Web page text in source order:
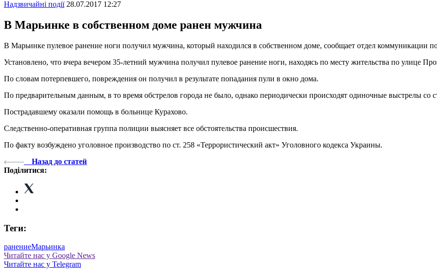
Надзвичайні події 28.07.2017 12:27
В Марьинке в собственном доме ранен мужчина
В Марьинке пулевое ранение ноги получил мужчина, который находился в собственном доме, сообщает отдел коммуникации
Установлено, что вчера вечером 35-летний мужчина получил пулевое ранение ноги, находясь по месту жительства по улице
По словам потерпевшего, повреждения он получил в результате попадания пули в окно дома.
По предварительным данным, в то время обстрелов города не было, однако периодически происходят одиночные выстрелы со
Пострадавшему оказали помощь в больнице Курахово.
Следственно-оперативная группа полиции выясняет все обстоятельства происшествия.
По факту возбуждено уголовное производство по ст. 258 «Террористический акт» Уголовного кодекса Украины.
Назад до статей
Поділитися:
Теги:
ранениеМарьинка
Читайте нас у Google News
Читайте нас у Telegram